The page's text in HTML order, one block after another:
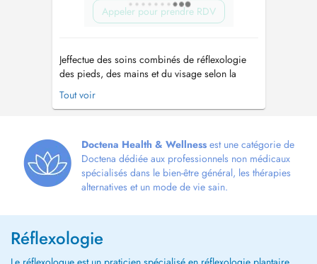
Appeler pour prendre RDV
Jeffectue des soins combinés de réflexologie
des pieds, des mains et du visage selon la
méthode Eunice Ingham. Depuis plusieurs
années, je suis une partisane de la médecine
maux et préviennent le ...
Tout voir
Doctena Health & Wellness est une catégorie de
Doctena dédiée aux professionnels non médicaux
spécialisés dans le bien-être général, les thérapies
alternatives et un mode de vie sain.
Réflexologie